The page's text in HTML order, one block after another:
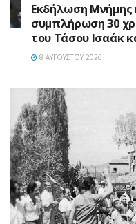
Εκδήλωση Μνήμης
συμπλήρωση 30
του Τάσου Ισαάκ
8 ΑΥΓΟΎΣΤΟΥ 2026